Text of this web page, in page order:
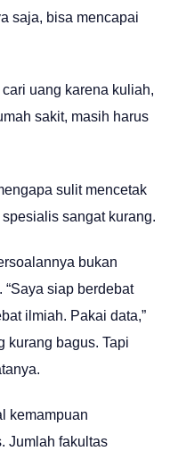
saja, bisa mencapai
uang karena kuliah,
sakit, masih harus
sulit mencetak
sangat kurang.
bukan
siap berdebat
ilmiah. Pakai data,”
kurang bagus. Tapi
kemampuan
Jumlah fakultas